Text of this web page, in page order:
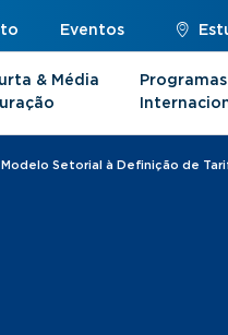
Eventos
& Média
Programas
Setorial à Definição de